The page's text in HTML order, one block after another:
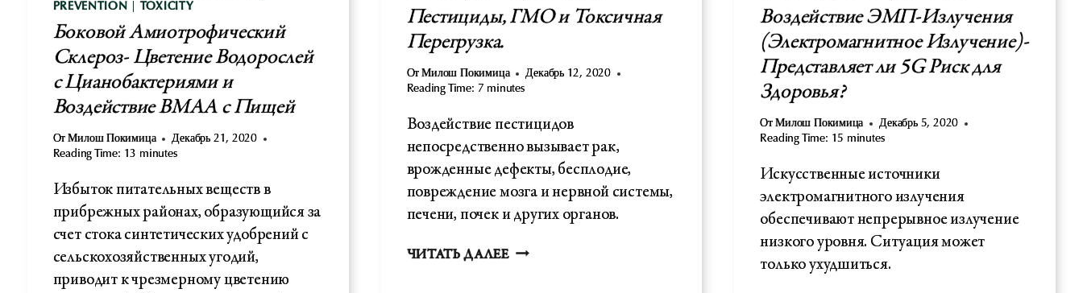
PREVENTION
TOXICITY
Боковой Амиотрофический
Склероз- Цветение Водорослей
с Цианобактериями и
Воздействие BMAA с Пищей
От Милош Покимица
Декабрь 21, 2020
Reading Time: 13 minutes
Избыток питательных веществ в
прибрежных районах, образующийся за
счет стока синтетических удобрений с
сельскохозяйственных угодий,
приводит к чрезмерному цветению
Пестициды, ГМО и Токсичная
Перегрузка.
От Милош Покимица
Декабрь 12, 2020
Reading Time: 7 minutes
Воздействие пестицидов
непосредственно вызывает рак,
врожденные дефекты, бесплодие,
повреждение мозга и нервной системы,
печени, почек и других органов.
ЧИТАТЬ ДАЛЕЕПЕСТИЦИДЫ,
Воздействие ЭМП-Излучения
(Электромагнитное Излучение)-
Представляет ли 5G Риск для
Здоровья?
От Милош Покимица
Декабрь 5, 2020
Reading Time: 15 minutes
Искусственные источники
электромагнитного излучения
обеспечивают непрерывное излучение
низкого уровня. Ситуация может
только ухудшиться.